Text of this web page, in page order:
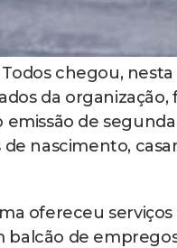
chegou,
da
de
de nascimento,
ofereceu
de